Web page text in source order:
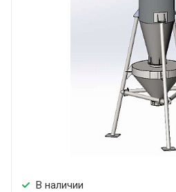
В наличии